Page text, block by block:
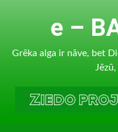
e –
Grēka alga ir nāve, bet